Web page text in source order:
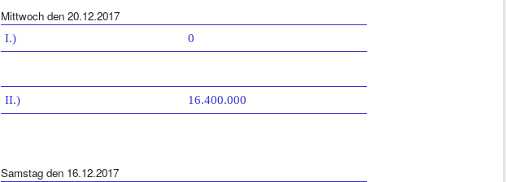
Mittwoch den 20.12.2017
I.) 0
II.) 16.400.000
Samstag den 16.12.2017